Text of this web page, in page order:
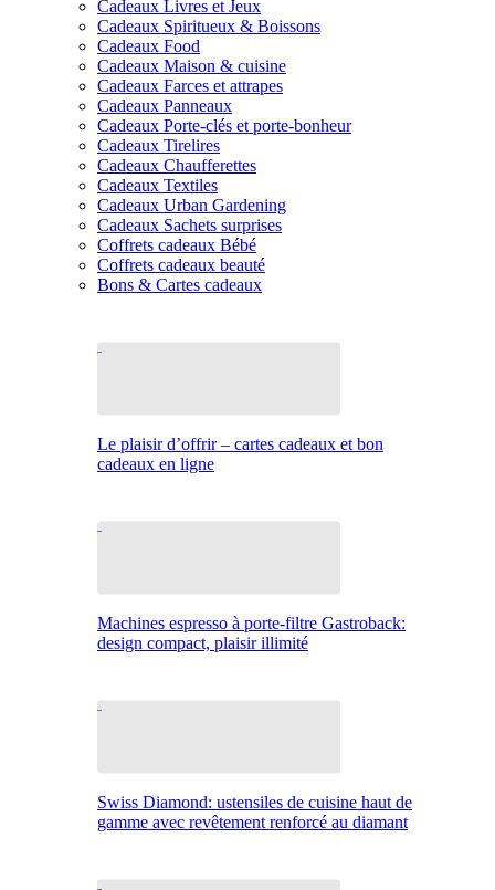
Cadeaux Livres et Jeux
Cadeaux Spiritueux & Boissons
Cadeaux Food
Cadeaux Maison & cuisine
Cadeaux Farces et attrapes
Cadeaux Panneaux
Cadeaux Porte-clés et porte-bonheur
Cadeaux Tirelires
Cadeaux Chaufferettes
Cadeaux Textiles
Cadeaux Urban Gardening
Cadeaux Sachets surprises
Coffrets cadeaux Bébé
Coffrets cadeaux beauté
Bons & Cartes cadeaux
Le plaisir d’offrir – cartes cadeaux et bon
cadeaux en ligne
Machines espresso à porte-filtre Gastroback:
design compact, plaisir illimité
Swiss Diamond: ustensiles de cuisine haut de
gamme avec revêtement renforcé au diamant